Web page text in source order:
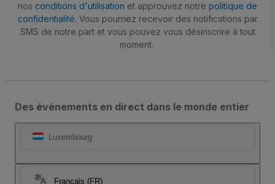
nos conditions d'utilisation et approuvez notre politique de
confidentialité. Vous pourriez recevoir des notifications par
SMS de notre part et vous pouvez vous désinscrire à tout
moment.
Des événements en direct dans le monde entier
Luxembourg
Français (FR)